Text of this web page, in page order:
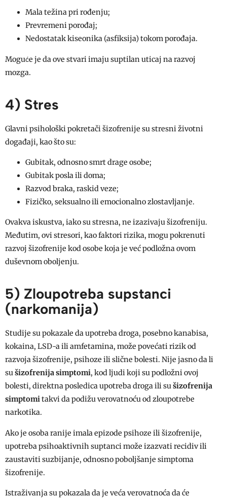
Mala težina pri rođenju;
Prevremeni porođaj;
Nedostatak kiseonika (asfiksija) tokom porođaja.
Moguće je da ove stvari imaju suptilan uticaj na razvoj
mozga.
4) Stres
Glavni psihološki pokretači šizofrenije su stresni životni
događaji, kao što su:
Gubitak, odnosno smrt drage osobe;
Gubitak posla ili doma;
Razvod braka, raskid veze;
Fizičko, seksualno ili emocionalno zlostavljanje.
Ovakva iskustva, iako su stresna, ne izazivaju šizofreniju.
Međutim, ovi stresori, kao faktori rizika, mogu pokrenuti
razvoj šizofrenije kod osobe koja je već podložna ovom
duševnom oboljenju.
5) Zloupotreba supstanci
(narkomanija)
Studije su pokazale da upotreba droga, posebno kanabisa,
kokaina, LSD-a ili amfetamina, može povećati rizik od
razvoja šizofrenije, psihoze ili slične bolesti. Nije jasno da li
sušizofrenija simptomi, kod ljudi koji su podložni ovoj
bolesti, direktna posledica upotreba droga ili sušizofrenija
simptomitakvi da podižu verovatnoću od zloupotrebe
narkotika.
Ako je osoba ranije imala epizode ​​psihoze ili šizofrenije,
upotreba psihoaktivnih suptanci može izazvati recidiv ili
zaustaviti suzbijanje, odnosno poboljšanje simptoma
šizofrenije.
Istraživanja su pokazala da je veća verovatnoća da će